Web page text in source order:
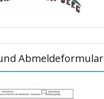
Abmeldeformular